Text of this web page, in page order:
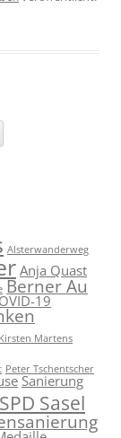
Alsterwanderweg
Anja Quast
Berner Au
19
Kirsten Martens
Peter Tschentscher
Sanierung
SPD Sasel